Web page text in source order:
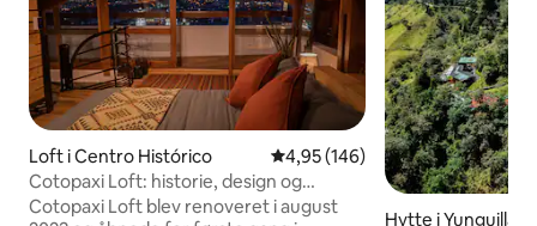
Loft i Centro Histórico 4,95 ud af 5 i gennemsnitlig
4,95 (146)
Cotopaxi Loft: historie, design og
innovation
Cotopaxi Loft blev renoveret i august
Hytte i Yunguilla